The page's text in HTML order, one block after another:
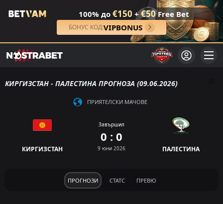
100% до €150 + €50Free Bet
БОНУС КОД:VIPBONUS
КИРГИЗСТАН - ПАЛЕСТИНА ПРОГНОЗА (09.06.2026)
ПРИЯТЕЛСКИ МАЧОВЕ
КИРГИЗСТАН
Завършил
0 : 0
9 юни 2026 ПАЛЕСТИНА
ПРОГНОЗИ СТАТС ПРЕВЮ